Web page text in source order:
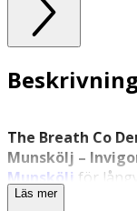
The Breath Co
Munskölj –
Munskölj för
Läs mer